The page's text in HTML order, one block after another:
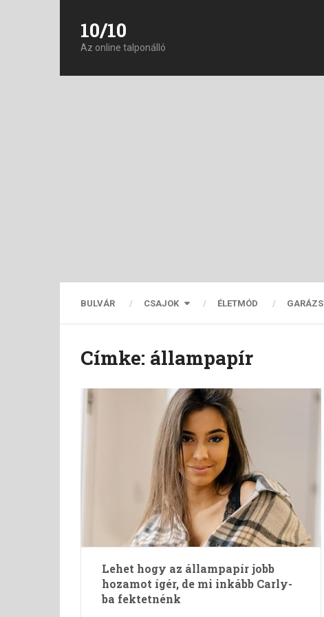
10/10
Az online talponálló
BULVÁR CSAJOK ÉLETMÓD GARÁZS
Címke: állampapír
Lehet hogy az állampapír jobb
hozamot ígér, de mi inkább Carly-
ba fektetnénk